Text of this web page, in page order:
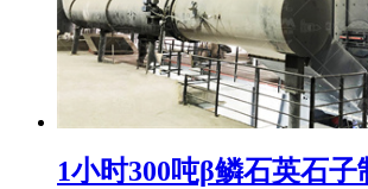
1小时300吨β鳞石英石子